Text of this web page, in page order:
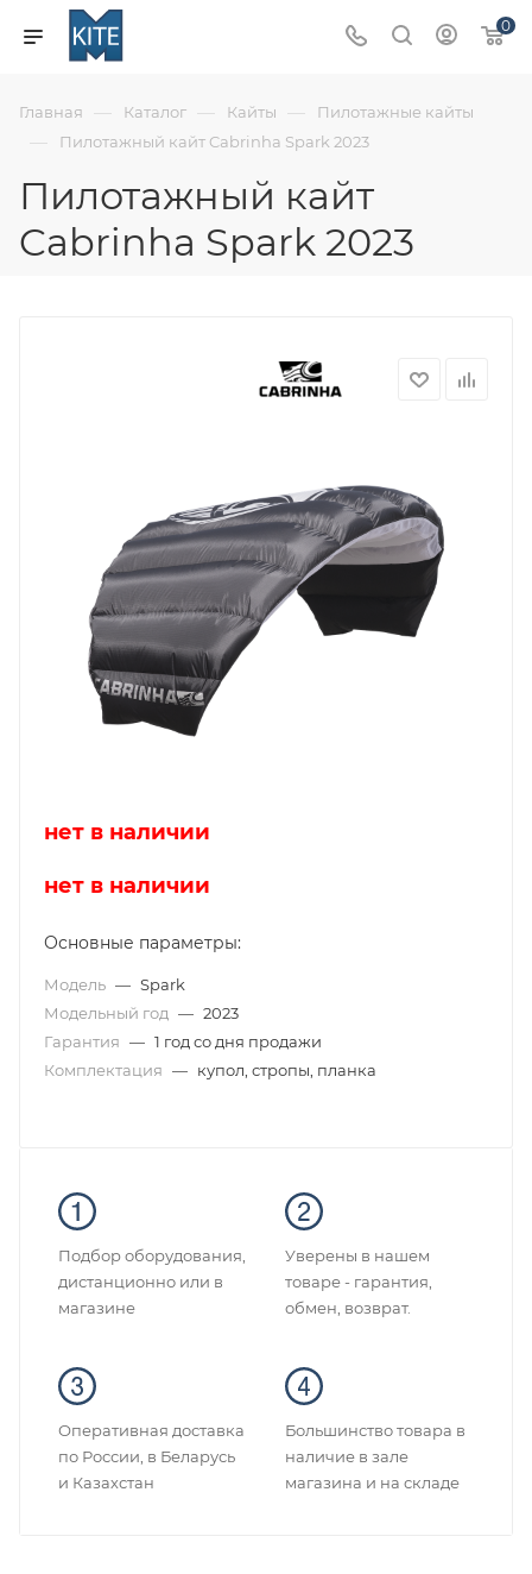
0
Главная — Каталог — Кайты — Пилотажные кайты
— Пилотажный кайт Cabrinha Spark 2023
Пилотажный кайт
Cabrinha Spark 2023
нет в наличии
нет в наличии
Основные параметры:
Модель — Spark
Модельный год — 2023
Гарантия — 1 год со дня продажи
Комплектация — купол, стропы, планка
Подбор оборудования,
дистанционно или в
магазине
Уверены в нашем
товаре - гарантия,
обмен, возврат.
Оперативная доставка
по России, в Беларусь
и Казахстан
Большинство товара в
наличие в зале
магазина и на складе